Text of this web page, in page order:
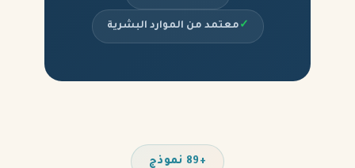
✓ معتمد من الموارد البشرية
+89 نموذج